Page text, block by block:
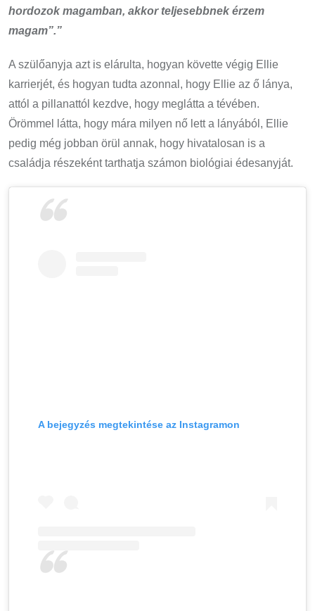
hordozok magamban, akkor teljesebbnek érzem
magam”.”
A szülőanyja azt is elárulta, hogyan követte végig Ellie
karrierjét, és hogyan tudta azonnal, hogy Ellie az ő lánya,
attól a pillanattól kezdve, hogy meglátta a tévében.
Örömmel látta, hogy mára milyen nő lett a lányából, Ellie
pedig még jobban örül annak, hogy hivatalosan is a
családja részeként tarthatja számon biológiai édesanyját.
A bejegyzés megtekintése az Instagramon